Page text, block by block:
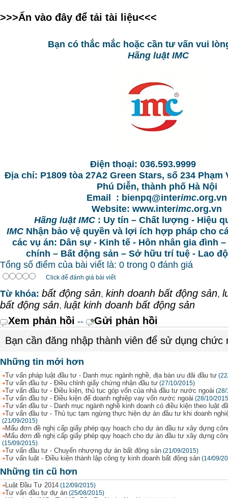
>>>Ấn vào đây để tải tài liệu<<<
Bạn có thắc mắc hoặc cần tư vấn vui
Hãng luật IMC
Điện thoại: 036.593.9999
Địa chỉ: P1809 tòa 27A2 Green Stars, số 234
Phú Diễn, thành phố Hà Nội
Email : bienpq@interimc.org.vn
Website: www.interimc.org.vn
Hãng luật IMC: Uy tín – Chất lượng - Hiệu
IMC Nhận bảo vệ quyền và lợi ích hợp pháp cho
các vụ án: Dân sự - Kinh tế - Hôn nhân gia đình
chính – Bất động sản – Sở hữu trí tuệ - Lao
Tổng số điểm của bài viết là: 0 trong 0 đánh giá
Click để đánh giá bài viết
Từ khóa: bất động sản, kinh doanh bất động sản,
bất động sản, luật kinh doanh bất động sản
Xem phản hồi --
Gửi phản hồi
Bạn cần đăng nhập thành viên để sử dụng chức
Những tin mới hơn
Tư vấn pháp luật đầu tư - Danh mục ngành nghề, địa bàn ưu đãi đầu tư
Tư vấn đầu tư - Điều chỉnh giấy chứng nhận đầu tư (27/10/2015)
Tư vấn đầu tư - Điều kiện, thủ tục góp vốn của nhà đầu tư nước ngoài (28/
Tư vấn đầu tư - Điều kiện để doanh nghiệp vay vốn nước ngoài (28/10/
Tư vấn đầu tư - Danh mục ngành nghề kinh doanh có điều kiện theo luật
Tư vấn đầu tư - Thủ tục tạm ngừng thực hiện dự án đầu tư khi doanh
(21/09/2015)
Mấu đơn đề nghị cấp giấy phép quy hoạch cho dự án đầu tư xây dựng
Mấu đơn đề nghị cấp giấy phép quy hoạch cho dự án đầu tư xây dựng
(15/09/2015)
Tư vấn đầu tư - Chuyển nhượng dự án bất động sản (21/09/2015)
Tư vấn luật - Điều kiện thành lập công ty kinh doanh bất động sản (14/09/
Những tin cũ hơn
Luật Đầu Tư 2014 (12/09/2015)
Tư vấn đầu tư dự án (25/08/2015)